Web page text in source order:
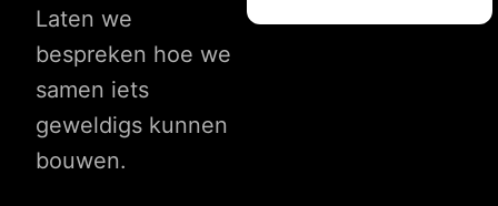
Laten we
bespreken hoe we
samen iets
geweldigs kunnen
bouwen.